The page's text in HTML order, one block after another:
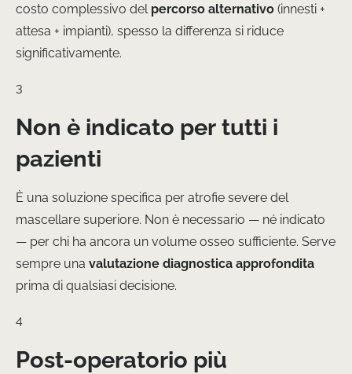
costo complessivo del percorso alternativo (innesti +
attesa + impianti), spesso la differenza si riduce
significativamente.
3
Non è indicato per tutti i
pazienti
È una soluzione specifica per atrofie severe del
mascellare superiore. Non è necessario — né indicato
— per chi ha ancora un volume osseo sufficiente. Serve
sempre una valutazione diagnostica approfondita
prima di qualsiasi decisione.
4
Post-operatorio più